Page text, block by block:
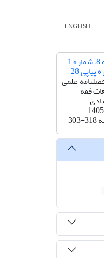
ENGLISH
دوره 8، شماره 1 -
پیاپی 28
علمی
فقه
303-318